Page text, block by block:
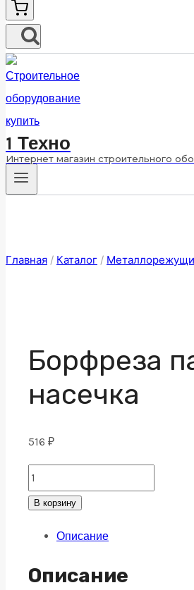
1 Техно
Интернет магазин строительного
Главная / Каталог /
Борфреза
насечка
516 ₽
Борфреза
параболическая
06х18
В корзину
Описание
Описание